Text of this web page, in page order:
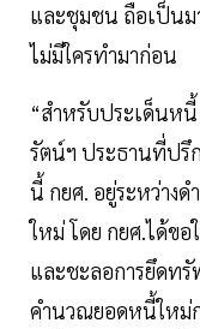
และชุมชน ถือเป็นม
ไม่มีใครทำมาก่อน
“สำหรับประเด็นห
รัตน์ฯ ประธานที่ปรึ
นี้ กยศ. อยู่ระหว่าง
ใหม่ โดย กยศ.ได้ข
และชะลอการยึดท
คำนวณยอดหนี้ใหม่